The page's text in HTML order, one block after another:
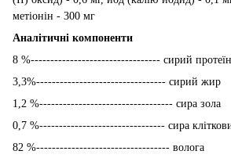
метіонін - 300 мг
Аналітичні компоненти
8 %--------------------------------- сирий протеїн
3,3%--------------------------------- сирий жир
1,2 %---------------------------------- сира зола
0,7 %-------------------------------- сира
82 %---------------------------------- волога